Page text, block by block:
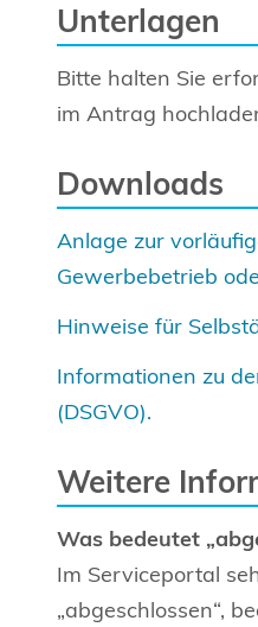
Unterlagen
Bitte halten Sie
im Antrag
Downloads
Anlage zur
Gewerbebetrieb
Hinweise für
Informationen zu
(DSGVO).
Weitere
Was bedeutet
Im Serviceportal
„abgeschlossen“,